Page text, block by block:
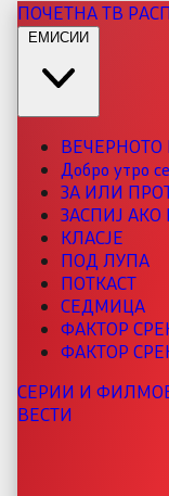
ПОЧЕТНАТВ
ЕМИСИИ
Добро утро
ЗА ИЛИ
ЗАСПИЈ
КЛАСЈЕ
ПОД ЛУПА
ПОТКАСТ
СЕДМИЦА
ФАКТОР
ФАКТОР
СЕРИИ И
ВЕСТИ